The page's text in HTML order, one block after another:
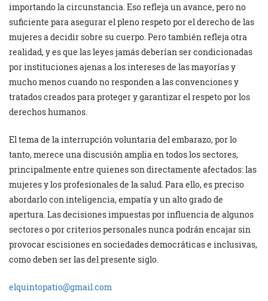
importando la circunstancia. Eso refleja un avance, pero no
suficiente para asegurar el pleno respeto por el derecho de las
mujeres a decidir sobre su cuerpo. Pero también refleja otra
realidad, y es que las leyes jamás deberían ser condicionadas
por instituciones ajenas a los intereses de las mayorías y
mucho menos cuando no responden a las convenciones y
tratados creados para proteger y garantizar el respeto por los
derechos humanos.
El tema de la interrupción voluntaria del embarazo, por lo
tanto, merece una discusión amplia en todos los sectores,
principalmente entre quienes son directamente afectados: las
mujeres y los profesionales de la salud. Para ello, es preciso
abordarlo con inteligencia, empatía y un alto grado de
apertura. Las decisiones impuestas por influencia de algunos
sectores o por criterios personales nunca podrán encajar sin
provocar escisiones en sociedades democráticas e inclusivas,
como deben ser las del presente siglo.
elquintopatio@gmail.com